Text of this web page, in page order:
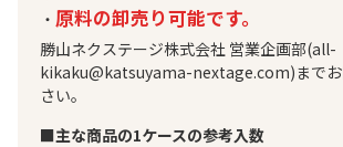
・ 原料の卸売り可能です。
勝山ネクステージ株式会社 営業企画部(all-
kikaku@katsuyama-nextage.com)までお
さい。
■主な商品の1ケースの参考入数